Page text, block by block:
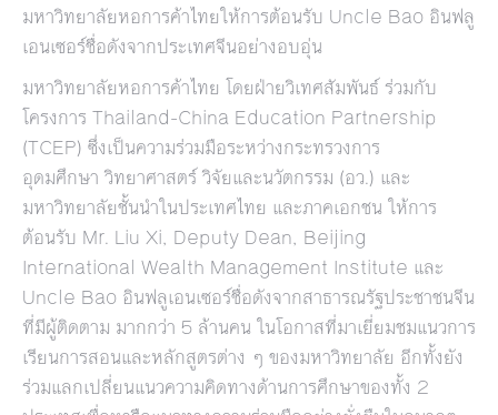
มหาวิทยาลัยหอการค้าไทยให้การต้อนรับ Uncle Bao อินฟลู
เอนเซอร์ชื่อดังจากประเทศจีนอย่างอบอุ่น
มหาวิทยาลัยหอการค้าไทย โดยฝ่ายวิเทศสัมพันธ์ ร่วมกับ
โครงการ Thailand-China Education Partnership
(TCEP) ซึ่งเป็นความร่วมมือระหว่างกระทรวงการ
อุดมศึกษา วิทยาศาสตร์ วิจัยและนวัตกรรม (อว.) และ
มหาวิทยาลัยชั้นนำในประเทศไทย และภาคเอกชน ให้การ
ต้อนรับ Mr. Liu Xi, Deputy Dean, Beijing
International Wealth Management Institute และ
Uncle Bao อินฟลูเอนเซอร์ชื่อดังจากสาธารณรัฐประชาชนจีน
ที่มีผู้ติดตาม มากกว่า 5 ล้านคน ในโอกาสที่มาเยี่ยมชมแนวการ
เรียนการสอนและหลักสูตรต่าง ๆ ของมหาวิทยาลัย อีกทั้งยัง
ร่วมแลกเปลี่ยนแนวความคิดทางด้านการศึกษาของทั้ง 2